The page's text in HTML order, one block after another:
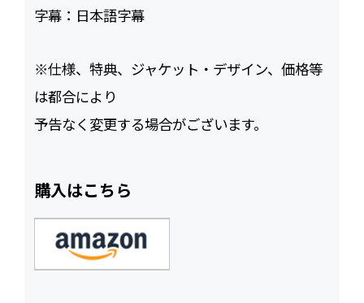
字幕： 日本語字幕
※仕様、特典、ジャケット・デザイン、価格等
は都合により
予告なく変更する場合がございます。
購入はこちら